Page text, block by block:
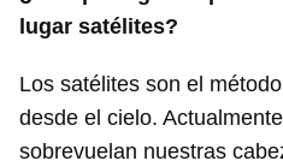
lugar satélites?
Los satélites son el
desde el cielo.
sobrevuelan nuestras